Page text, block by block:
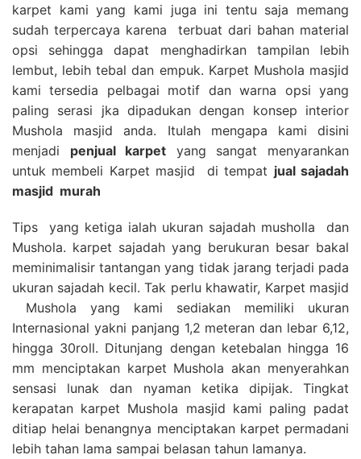
karpet kami yang kami juga ini tentu saja memang
sudah terpercaya karena terbuat dari bahan material
opsi sehingga dapat menghadirkan tampilan lebih
lembut, lebih tebal dan empuk. Karpet Mushola masjid
kami tersedia pelbagai motif dan warna opsi yang
paling serasi jka dipadukan dengan konsep interior
Mushola masjid anda. Itulah mengapa kami disini
menjadi penjual karpet yang sangat menyarankan
untuk membeli Karpet masjid di tempat jual sajadah
masjid murah
Tips yang ketiga ialah ukuran sajadah musholla dan
Mushola. karpet sajadah yang berukuran besar bakal
meminimalisir tantangan yang tidak jarang terjadi pada
ukuran sajadah kecil. Tak perlu khawatir, Karpet masjid
Mushola yang kami sediakan memiliki ukuran
Internasional yakni panjang 1,2 meteran dan lebar 6,12,
hingga 30roll. Ditunjang dengan ketebalan hingga 16
mm menciptakan karpet Mushola akan menyerahkan
sensasi lunak dan nyaman ketika dipijak. Tingkat
kerapatan karpet Mushola masjid kami paling padat
ditiap helai benangnya menciptakan karpet permadani
lebih tahan lama sampai belasan tahun lamanya.